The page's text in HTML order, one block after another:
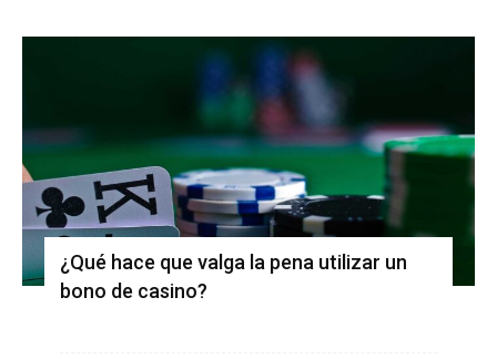
¿Qué hace que valga la pena utilizar un
bono de casino?